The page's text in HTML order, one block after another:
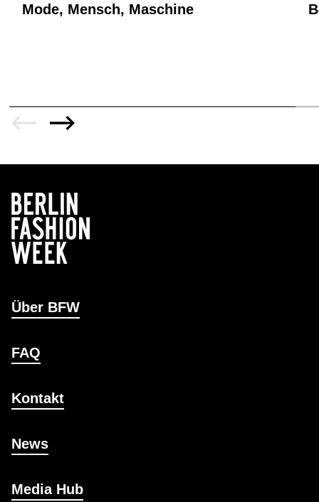
Mode, Mensch, Maschine
Über BFW
FAQ
Kontakt
News
Media Hub